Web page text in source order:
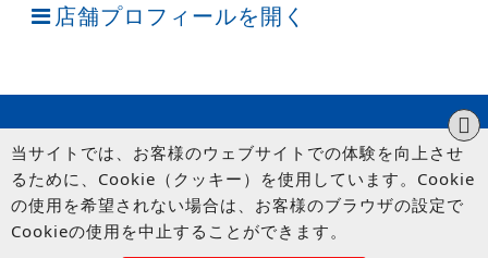
店舗プロフィールを開く
当サイトでは、お客様のウェブサイトでの体験を向上させ
るために、Cookie（クッキー）を使用しています。Cookie
の使用を希望されない場合は、お客様のブラウザの設定で
Cookieの使用を中止することができます。